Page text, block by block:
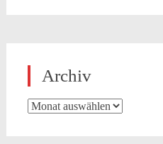
Archiv
Archiv